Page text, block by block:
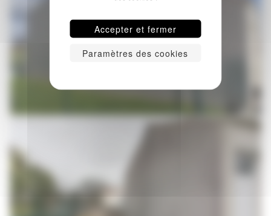
Accepter et fermer
Paramètres des cookies